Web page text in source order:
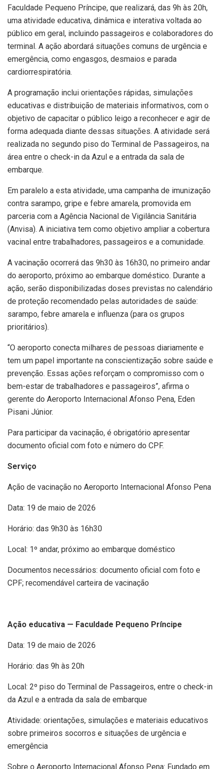
Faculdade Pequeno Príncipe, que realizará, das 9h às 20h,
uma atividade educativa, dinâmica e interativa voltada ao
público em geral, incluindo passageiros e colaboradores do
terminal. A ação abordará situações comuns de urgência e
emergência, como engasgos, desmaios e parada
cardiorrespiratória.
A programação inclui orientações rápidas, simulações
educativas e distribuição de materiais informativos, com o
objetivo de capacitar o público leigo a reconhecer e agir de
forma adequada diante dessas situações. A atividade será
realizada no segundo piso do Terminal de Passageiros, na
área entre o check-in da Azul e a entrada da sala de
embarque.
Em paralelo a esta atividade, uma campanha de imunização
contra sarampo, gripe e febre amarela, promovida em
parceria com a Agência Nacional de Vigilância Sanitária
(Anvisa). A iniciativa tem como objetivo ampliar a cobertura
vacinal entre trabalhadores, passageiros e a comunidade.
A vacinação ocorrerá das 9h30 às 16h30, no primeiro andar
do aeroporto, próximo ao embarque doméstico. Durante a
ação, serão disponibilizadas doses previstas no calendário
de proteção recomendado pelas autoridades de saúde:
sarampo, febre amarela e influenza (para os grupos
prioritários).
“O aeroporto conecta milhares de pessoas diariamente e
tem um papel importante na conscientização sobre saúde e
prevenção. Essas ações reforçam o compromisso com o
bem-estar de trabalhadores e passageiros”, afirma o
gerente do Aeroporto Internacional Afonso Pena, Eden
Pisani Júnior.
Para participar da vacinação, é obrigatório apresentar
documento oficial com foto e número do CPF.
Serviço
Ação de vacinação no Aeroporto Internacional Afonso Pena
Data: 19 de maio de 2026
Horário: das 9h30 às 16h30
Local: 1º andar, próximo ao embarque doméstico
Documentos necessários: documento oficial com foto e
CPF; recomendável carteira de vacinação
Ação educativa — Faculdade Pequeno Príncipe
Data: 19 de maio de 2026
Horário: das 9h às 20h
Local: 2º piso do Terminal de Passageiros, entre o check-in
da Azul e a entrada da sala de embarque
Atividade: orientações, simulações e materiais educativos
sobre primeiros socorros e situações de urgência e
emergência
Sobre o Aeroporto Internacional Afonso Pena: Fundado em